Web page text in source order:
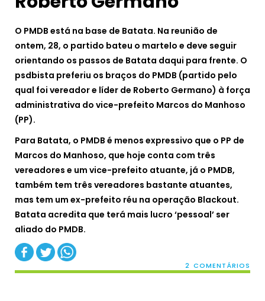
O PMDB está na base de Batata. Na reunião de
ontem, 28, o partido bateu o martelo e deve seguir
orientando os passos de Batata daqui para frente. O
psdbista preferiu os braços do PMDB (partido pelo
qual foi vereador e líder de Roberto Germano) à força
administrativa do vice-prefeito Marcos do Manhoso
(PP).
Para Batata, o PMDB é menos expressivo que o PP de
Marcos do Manhoso, que hoje conta com três
vereadores e um vice-prefeito atuante, já o PMDB,
também tem três vereadores bastante atuantes,
mas tem um ex-prefeito réu na operação Blackout.
Batata acredita que terá mais lucro ‘pessoal’ ser
aliado do PMDB.
2 COMENTÁRIOS